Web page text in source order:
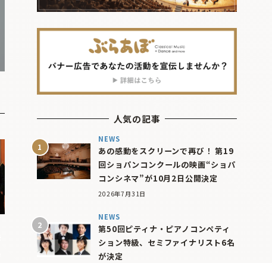
人気の記事
NEWS
あの感動をスクリーンで再び！ 第19
回ショパンコンクールの映画“ショパ
コンシネマ”が10月2日公開決定
2026年7月31日
NEWS
第50回ピティナ・ピアノコンペティ
ション特級、セミファイナリスト6名
が決定